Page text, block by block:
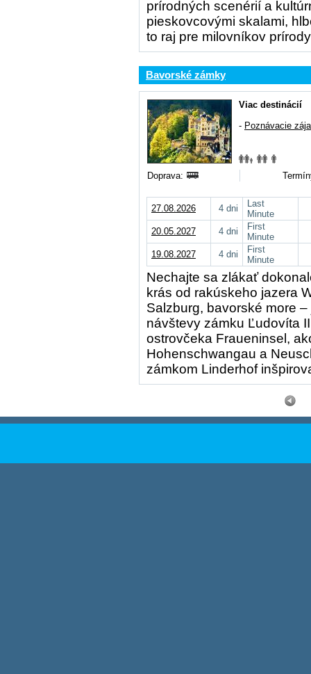
prírodných scenérií a
pieskovcovými skalami,
to raj pre milovníkov
Bavorské zámky
Viac destinácií
- Poznávacie
Doprava:
27.08.2026 4 dni
Last
Minute
20.05.2027
4 dni
First
Minute
19.08.2027
4 dni
First
Minute
Nechajte sa zlákať
krás od rakúskeho jazera
Salzburg, bavorské more
návštevy zámku Ľudovíta
ostrovčeka Fraueninsel,
Hohenschwangau a
zámkom Linderhof